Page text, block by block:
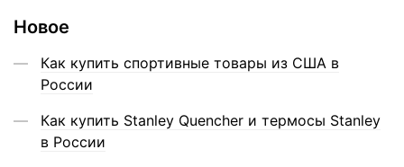
Новое
Как купить спортивные товары из США в
России
Как купить Stanley Quencher и термосы Stanley
в России